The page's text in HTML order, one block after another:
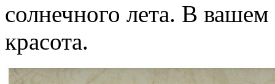
солнечного лета. В
красота.